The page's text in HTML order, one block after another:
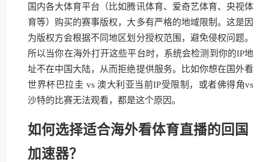
国内各大体育平台（比如腾讯体育、爱奇艺体育、央视体
育等）购买的赛事版权，大多有严格的地域限制。这是因
为版权方会根据不同地区划分授权范围，避免侵权问题。
所以当你在海外打开这些平台时，系统会检测到你的IP地
址不在中国大陆，从而拒绝提供服务。比如你想在国外看
世界杯巴拉圭 vs 澳大利亚当前IP受限制，或者佛得角vs
沙特的比赛无法观看，都是这个原因。
如何选择适合海外看体育直播的回国
加速器？